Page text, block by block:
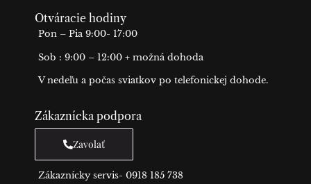
Otváracie hodiny
Pon – Pia 9:00- 17:00
Sob : 9:00 – 12:00 + možná dohoda
V nedeľu a počas sviatkov po telefonickej dohode.
Zákaznícka podpora
Zavolať
Zákaznícky servis- 0918 185 738